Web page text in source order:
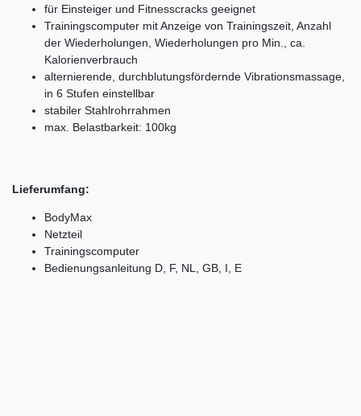
für Einsteiger und Fitnesscracks geeignet
Trainingscomputer mit Anzeige von Trainingszeit, Anzahl
der Wiederholungen, Wiederholungen pro Min., ca.
Kalorienverbrauch
alternierende, durchblutungsfördernde Vibrationsmassage,
in 6 Stufen einstellbar
stabiler Stahlrohrrahmen
max. Belastbarkeit: 100kg
Lieferumfang:
BodyMax
Netzteil
Trainingscomputer
Bedienungsanleitung D, F, NL, GB, I, E